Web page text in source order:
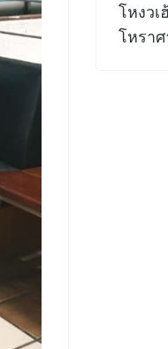
โหงวเ
โหรา